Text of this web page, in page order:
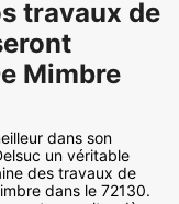
travaux de
Mimbre
dans son
un véritable
des travaux de
dans le 72130.